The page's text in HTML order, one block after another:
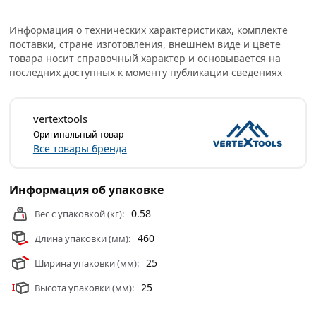
Plus 24х410 мм Vertextools 999-24-410 из категории
Буры по бетонудействительны в Москве и области.
Информация о технических характеристиках, комплекте
поставки, стране изготовления, внешнем виде и цвете
товара носит справочный характер и основывается на
последних доступных к моменту публикации сведениях
vertextools
Оригинальный товар
Все товары бренда
Информация об упаковке
Вес с упаковкой (кг): 0.58
Длина упаковки (мм): 460
Ширина упаковки (мм): 25
Высота упаковки (мм): 25